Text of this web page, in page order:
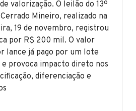
valorização. O leilão do 13º
Mineiro, realizado na
19 de novembro, registrou
por R$ 200 mil. O valor
lance já pago por um lote
provoca impacto direto nos
diferenciação e